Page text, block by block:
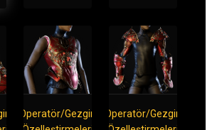
Operatör/Gezgin
Operatör/Gezgin